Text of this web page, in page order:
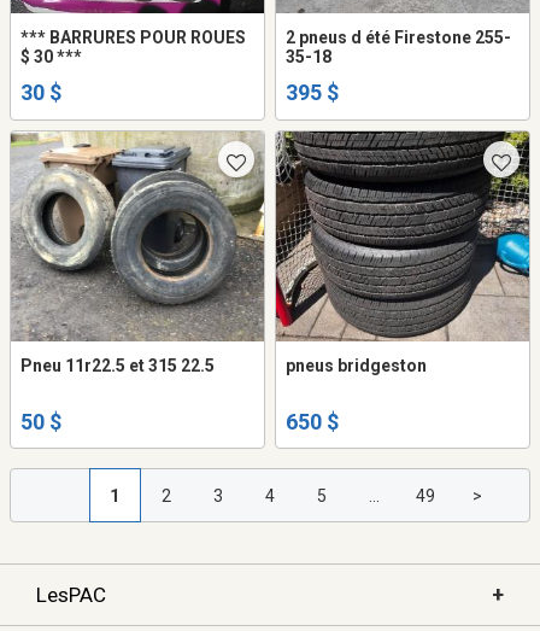
*** BARRURES POUR ROUES
$ 30 ***
30 $
2 pneus d été Firestone 255-
35-18
395 $
Pneu 11r22.5 et 315 22.5
50 $
pneus bridgeston
650 $
1 2 3 4 5 49 >
LesPAC +